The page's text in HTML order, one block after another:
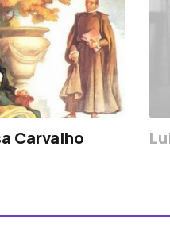
Carvalho